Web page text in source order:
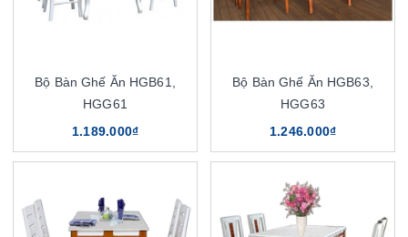
Bộ Bàn Ghế Ăn HGB61,
HGG61
1.189.000₫
Bộ Bàn Ghế Ăn HGB63,
HGG63
1.246.000₫